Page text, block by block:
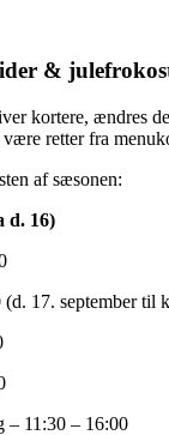
&
kortere, ændres
retter fra
af sæsonen:
d. 16)
17. september til
– 11:30 – 16:00